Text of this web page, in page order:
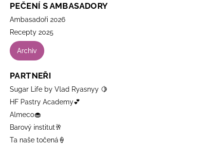
PEČENÍ S AMBASADORY
Ambasadoři 2026
Recepty 2025
Archiv
PARTNEŘI
Sugar Life by Vlad Ryasnyy 🍋
HF Pastry Academy💕
Almeco🧁
Barový institut🥂
Ta naše točená🍦